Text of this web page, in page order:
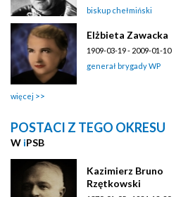
biskup chełmiński
Elżbieta Zawacka
1909-03-19 - 2009-01-10
generał brygady WP
więcej
POSTACI Z TEGO OKRESU
W iPSB
Kazimierz Bruno
Rzętkowski